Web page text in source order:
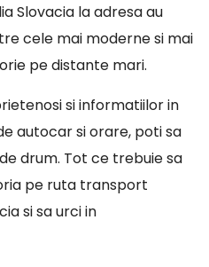
Slovacia la adresa au
cele mai moderne si mai
pe distante mari.
si informatiilor in
autocar si orare, poti sa
drum. Tot ce trebuie sa
pe ruta transport
si sa urci in